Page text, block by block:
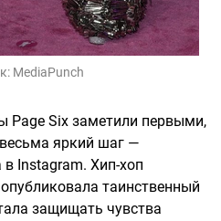
MediaPunch
Page Six заметили первыми,
яркий шаг —
в Instagram. Хип-хоп
таинственный
защищать чувства